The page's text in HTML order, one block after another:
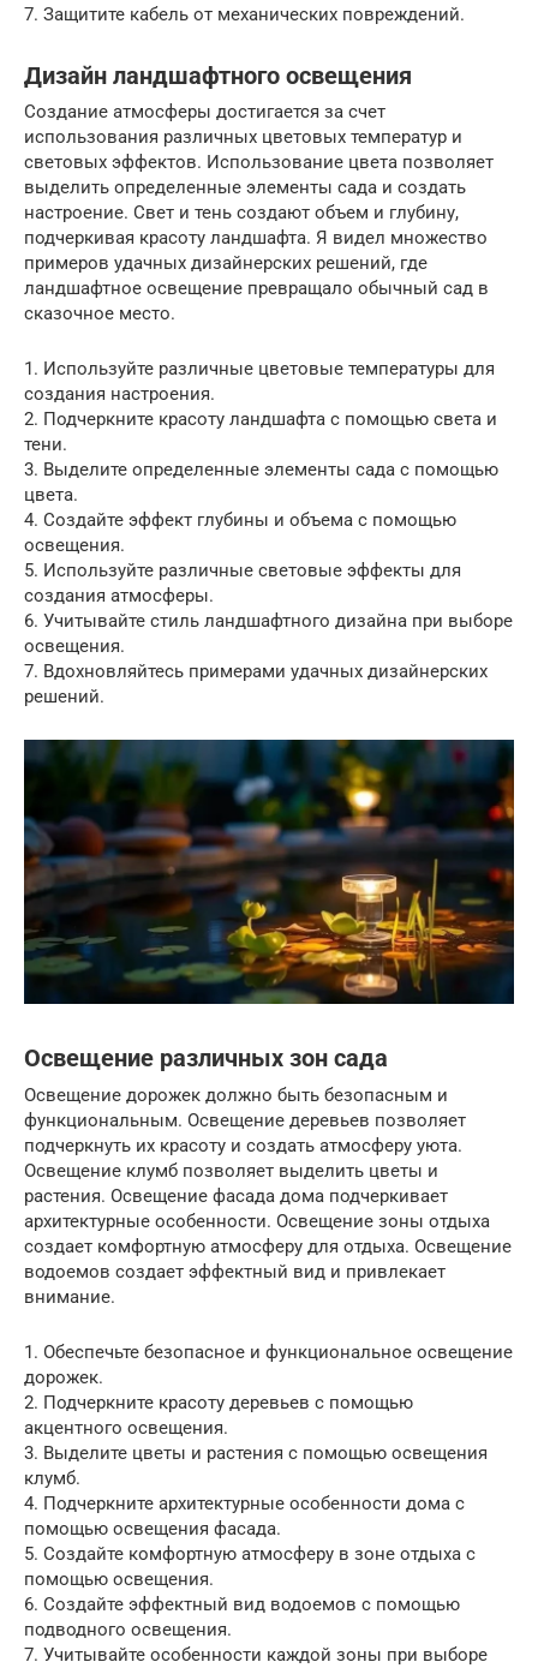
7. Защитите кабель от механических повреждений.
Дизайн ландшафтного освещения
Создание атмосферы достигается за счет
использования различных цветовых температур и
световых эффектов. Использование цвета позволяет
выделить определенные элементы сада и создать
настроение. Свет и тень создают объем и глубину,
подчеркивая красоту ландшафта. Я видел множество
примеров удачных дизайнерских решений, где
ландшафтное освещение превращало обычный сад в
сказочное место.
1. Используйте различные цветовые температуры для
создания настроения.
2. Подчеркните красоту ландшафта с помощью света и
тени.
3. Выделите определенные элементы сада с помощью
цвета.
4. Создайте эффект глубины и объема с помощью
освещения.
5. Используйте различные световые эффекты для
создания атмосферы.
6. Учитывайте стиль ландшафтного дизайна при выборе
освещения.
7. Вдохновляйтесь примерами удачных дизайнерских
решений.
Освещение различных зон сада
Освещение дорожек должно быть безопасным и
функциональным. Освещение деревьев позволяет
подчеркнуть их красоту и создать атмосферу уюта.
Освещение клумб позволяет выделить цветы и
растения. Освещение фасада дома подчеркивает
архитектурные особенности. Освещение зоны отдыха
создает комфортную атмосферу для отдыха. Освещение
водоемов создает эффектный вид и привлекает
внимание.
1. Обеспечьте безопасное и функциональное освещение
дорожек.
2. Подчеркните красоту деревьев с помощью
акцентного освещения.
3. Выделите цветы и растения с помощью освещения
клумб.
4. Подчеркните архитектурные особенности дома с
помощью освещения фасада.
5. Создайте комфортную атмосферу в зоне отдыха с
помощью освещения.
6. Создайте эффектный вид водоемов с помощью
подводного освещения.
7. Учитывайте особенности каждой зоны при выборе